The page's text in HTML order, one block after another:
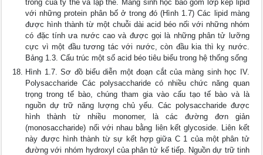
trong của ty thể và lạp thể. Màng sinh học bao gồm lớp kép lipid
với những protein phân bố ở trong đó (Hình 1.7) Các lipid màng
được hình thành từ một chuỗi dài acid béo nối với những nhóm
có đặc tính ưa nước cao và được gọi là những phân tử lưỡng
cực vì một đầu tương tác với nước, còn đầu kia thì kỵ nước.
Bảng 1.3. Cấu trúc một số acid béo tiêu biểu trong hệ thống sống
Hình 1.7. Sơ đồ biểu diễn một đoạn cắt của màng sinh học IV.
Polysaccharide Các polysaccharide có nhiều chức năng quan
trọng trong tế bào, chúng tham gia vào cấu tạo tế bào và là
nguồn dự trữ năng lượng chủ yếu. Các polysaccharide được
hình thành từ nhiều monomer, là các đường đơn giản
(monosaccharide) nối với nhau bằng liên kết glycoside. Liên kết
này được hình thành từ sự kết hợp giữa C 1 của một phân tử
đường với nhóm hydroxyl của phân tử kế tiếp. Nguồn dự trữ tinh